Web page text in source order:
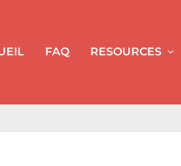
FAQ RESOURCES